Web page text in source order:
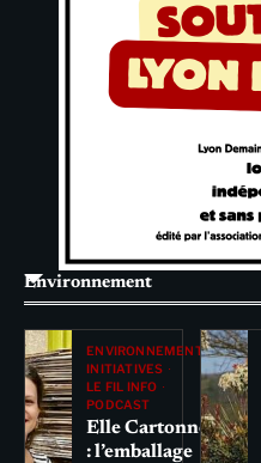
Environnement
ENVIRONNEMENT
INITIATIVES
LE FIL INFO
PODCAST
Elle Cartonne
: l’emballage